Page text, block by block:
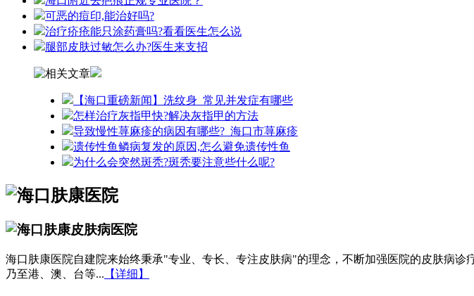
可恶的痘印,能治好吗?
治疗疥疮能只涂药膏吗?看看医生怎么说
腿部皮肤过敏怎么办?医生来支招
【海口重磅新闻】洗纹身_常见并发症有哪些
怎样治疗灰指甲快?解决灰指甲的方法
导致慢性荨麻疹的病因有哪些?_海口市荨麻疹
遗传性鱼鳞病复发的原因,怎么避免遗传性鱼
为什么会突然斑秃?斑秃要注意些什么呢?
海口肤康医院自建院来始终秉承"专业、专长、专注皮肤病"的理念，不断加强医院的皮肤病
乃至港、澳、台等... 【详细】